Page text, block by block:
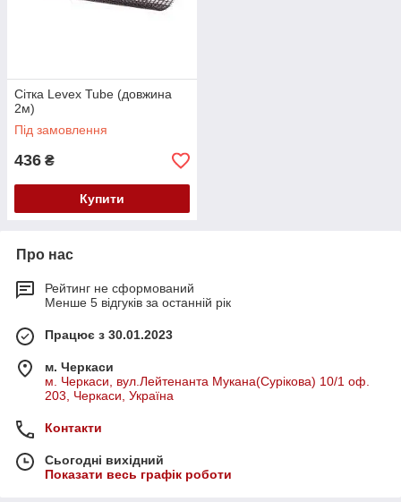
Сітка Levex Tube (довжина
2м)
Під замовлення
436 ₴
Купити
Про нас
Рейтинг не сформований
Менше 5 відгуків за останній рік
Працює з 30.01.2023
м. Черкаси
м. Черкаси, вул.Лейтенанта Мукана(Сурікова) 10/1 оф.
203, Черкаси, Україна
Контакти
Сьогодні вихідний
Показати весь графік роботи